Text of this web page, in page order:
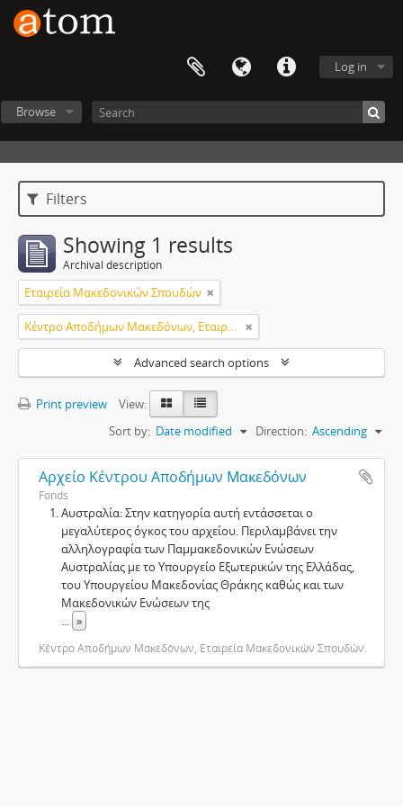
Log in
Browse
Filters
Showing 1 results
Archival description
Εταιρεία Μακεδονικών Σπουδών
Κέντρο Αποδήμων Μακεδόνων, Εταιρεία Μακεδονικών Σπουδών.
Advanced search options
Print preview
View:
Sort by: Date modified Direction: Ascending
Αρχείο Κέντρου Αποδήμων Μακεδόνων
Fonds
Αυστραλία: Στην κατηγορία αυτή εντάσσεται ο
μεγαλύτερος όγκος του αρχείου. Περιλαμβάνει την
αλληλογραφία των Παμμακεδονικών Ενώσεων
Αυστραλίας με το Υπουργείο Εξωτερικών της Ελλάδας,
του Υπουργείου Μακεδονίας Θράκης καθώς και των
Μακεδονικών Ενώσεων της
... »
Κέντρο Αποδήμων Μακεδόνων, Εταιρεία Μακεδονικών Σπουδών.